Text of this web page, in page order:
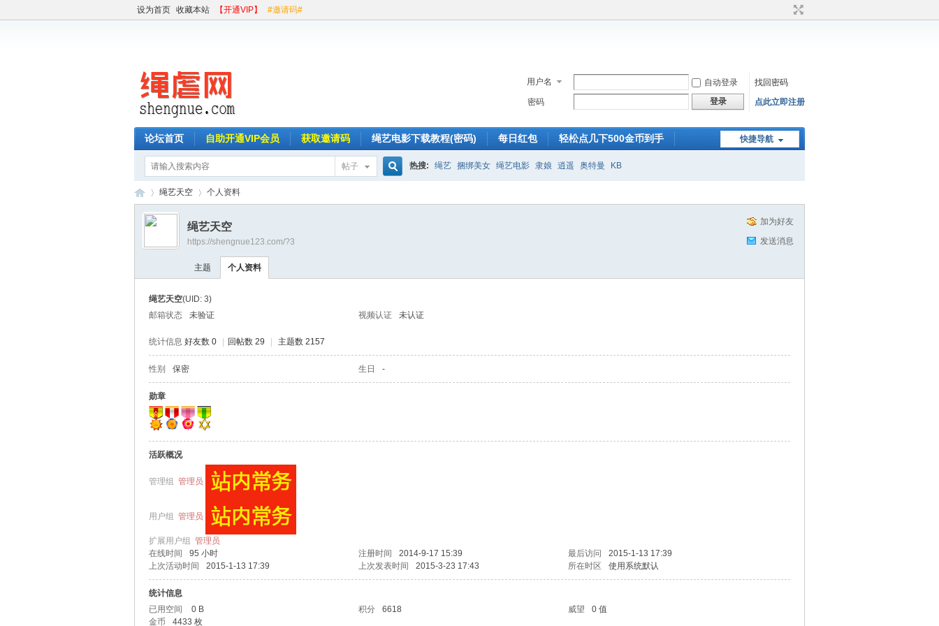
设为首页 收藏本站 【开通VIP】 #邀请码#
用户名 自动登录
找回密码
密码
登录 点此立即注册
快捷导航
论坛首页 自助开通VIP会员 获取邀请码 绳艺电影下载教程(密码) 每日红包 轻松点几下500金币到手
帖子 热搜: 绳艺 捆绑美女 绳艺电影 隶娘 逍遥 奥特曼 KB
›
绳艺天空 个人资料
加为好友
发送消息
绳艺天空
https://shengnue123.com/?3
主题 个人资料
绳艺天空(UID: 3)
邮箱状态
未验证 视频认证 未认证
统计信息 好友数 0 回帖数 29 主题数 2157
性别 保密 生日 -
勋章
活跃概况
管理组 管理员
用户组 管理员
扩展用户组 管理员
在线时间
95 小时 注册时间 2014-9-17 15:39 最后访问
2015-1-13 17:39
上次活动时间
2015-1-13 17:39 上次发表时间 2015-3-23 17:43 所在时区 使用系统默认
统计信息
已用空间
0 B 积分 6618 威望
0 值
金币
4433 枚